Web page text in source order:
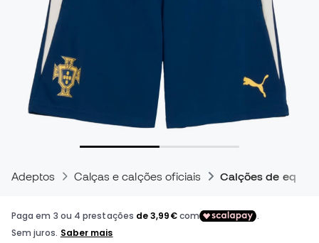
Adeptos Calças e calções oficiais Calções de